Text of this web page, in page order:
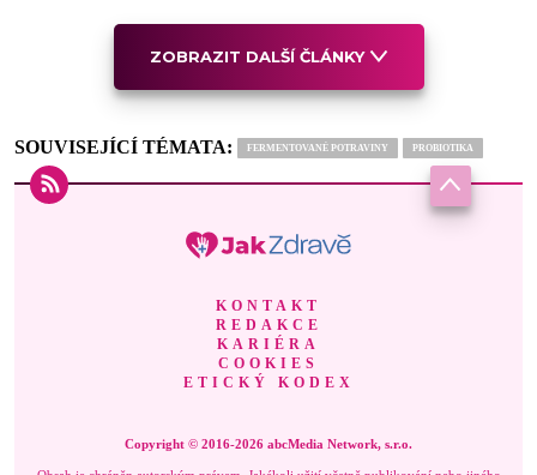
ZOBRAZIT DALŠÍ ČLÁNKY
SOUVISEJÍCÍ TÉMATA: FERMENTOVANÉ POTRAVINY PROBIOTIKA
KONTAKT
REDAKCE
KARIÉRA
COOKIES
ETICKÝ KODEX
Copyright © 2016-2026 abcMedia Network, s.r.o.